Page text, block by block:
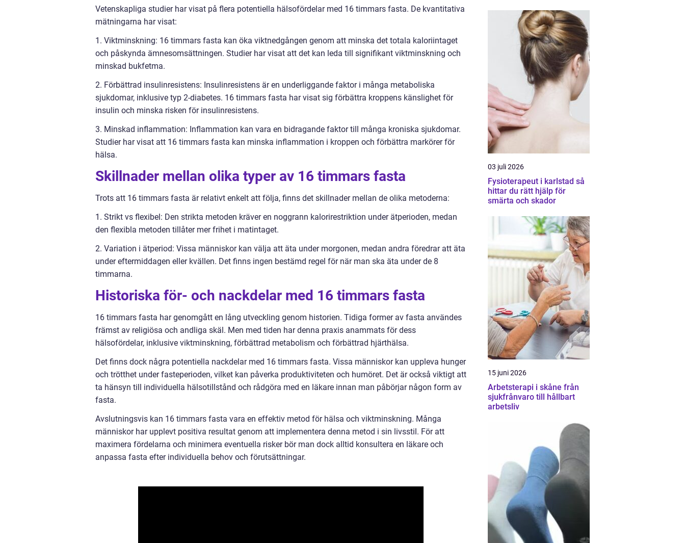
Vetenskapliga studier har visat på flera potentiella hälsofördelar med 16 timmars fasta. De kvantitativa
mätningarna har visat:
1. Viktminskning: 16 timmars fasta kan öka viktnedgången genom att minska det totala kaloriintaget
och påskynda ämnesomsättningen. Studier har visat att det kan leda till signifikant viktminskning och
minskad bukfetma.
2. Förbättrad insulinresistens: Insulinresistens är en underliggande faktor i många metaboliska
sjukdomar, inklusive typ 2-diabetes. 16 timmars fasta har visat sig förbättra kroppens känslighet för
insulin och minska risken för insulinresistens.
3. Minskad inflammation: Inflammation kan vara en bidragande faktor till många kroniska sjukdomar.
Studier har visat att 16 timmars fasta kan minska inflammation i kroppen och förbättra markörer för
hälsa.
Skillnader mellan olika typer av 16 timmars fasta
Trots att 16 timmars fasta är relativt enkelt att följa, finns det skillnader mellan de olika metoderna:
1. Strikt vs flexibel: Den strikta metoden kräver en noggrann kalorirestriktion under ätperioden, medan
den flexibla metoden tillåter mer frihet i matintaget.
2. Variation i ätperiod: Vissa människor kan välja att äta under morgonen, medan andra föredrar att äta
under eftermiddagen eller kvällen. Det finns ingen bestämd regel för när man ska äta under de 8
timmarna.
Historiska för- och nackdelar med 16 timmars fasta
16 timmars fasta har genomgått en lång utveckling genom historien. Tidiga former av fasta användes
främst av religiösa och andliga skäl. Men med tiden har denna praxis anammats för dess
hälsofördelar, inklusive viktminskning, förbättrad metabolism och förbättrad hjärthälsa.
Det finns dock några potentiella nackdelar med 16 timmars fasta. Vissa människor kan uppleva hunger
och trötthet under fasteperioden, vilket kan påverka produktiviteten och humöret. Det är också viktigt att
ta hänsyn till individuella hälsotillstånd och rådgöra med en läkare innan man påbörjar någon form av
fasta.
Avslutningsvis kan 16 timmars fasta vara en effektiv metod för hälsa och viktminskning. Många
människor har upplevt positiva resultat genom att implementera denna metod i sin livsstil. För att
maximera fördelarna och minimera eventuella risker bör man dock alltid konsultera en läkare och
anpassa fasta efter individuella behov och förutsättningar.
03 juli 2026
Fysioterapeut i karlstad så
hittar du rätt hjälp för
smärta och skador
15 juni 2026
Arbetsterapi i skåne från
sjukfrånvaro till hållbart
arbetsliv